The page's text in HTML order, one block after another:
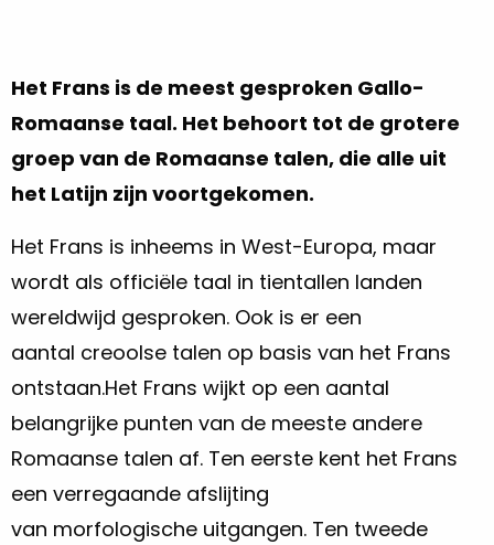
Het Frans is de meest gesproken Gallo-
Romaanse taal. Het behoort tot de grotere
groep van de Romaanse talen, die alle uit
het Latijn zijn voortgekomen.
Het Frans is inheems in West-Europa, maar
wordt als officiële taal in tientallen landen
wereldwijd gesproken. Ook is er een
aantal creoolse talen op basis van het Frans
ontstaan.Het Frans wijkt op een aantal
belangrijke punten van de meeste andere
Romaanse talen af. Ten eerste kent het Frans
een verregaande afslijting
van morfologische uitgangen. Ten tweede